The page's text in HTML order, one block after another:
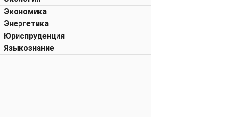
Экономика
Энергетика
Юриспруденция
Языкознание